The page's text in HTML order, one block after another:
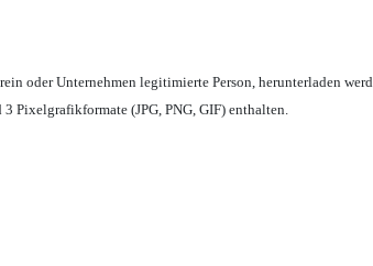
oder Unternehmen legitimierte Person,herunterladen
Pixelgrafikformate (JPG, PNG, GIF) enthalten.